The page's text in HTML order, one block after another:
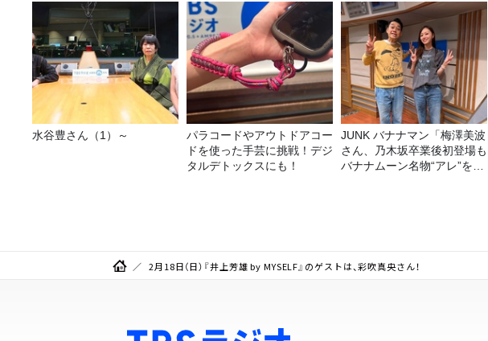
水谷豊さん（1）～
パラコードやアウトドアコー
ドを使った手芸に挑戦！デジ
タルデトックスにも！
JUNK バナナマン「梅澤美波
さん、乃木坂卒業後初登場も
バナナムーン名物“アレ”を喰
2月18日（日）『井上芳雄 by MYSELF』のゲストは、彩吹真央さん！